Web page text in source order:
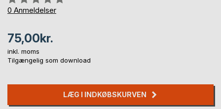
0%
0 Anmeldelser
75,00kr.
inkl. moms
Tilgængelig som download
LÆG I INDKØBSKURVEN